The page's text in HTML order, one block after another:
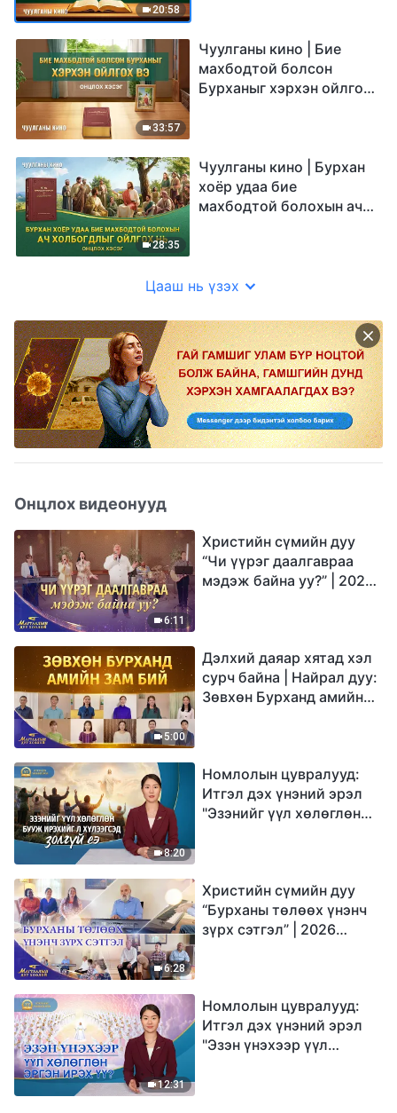
20:58
33:57
Чуулганы кино | Бие
махбодтой болсон
Бурханыг хэрхэн ойлгох
28:35
Чуулганы кино | Бурхан
хоёр удаа бие
махбодтой болохын ач
Цааш нь үзэх
Онцлох видеонууд
6:11
Христийн сүмийн дуу
“Чи үүрэг даалгавраа
мэдэж байна уу?” | 2026
5:00
Дэлхий даяар хятад хэл
сурч байна | Найрал дуу:
Зөвхөн Бурханд амийн
8:20
Номлолын цувралууд:
Итгэл дэх үнэний эрэл
"Эзэнийг үүл хөлөглөн
6:28
Христийн сүмийн дуу
“Бурханы төлөөх үнэнч
зүрх сэтгэл” | 2026
12:31
Номлолын цувралууд:
Итгэл дэх үнэний эрэл
"Эзэн үнэхээр үүл